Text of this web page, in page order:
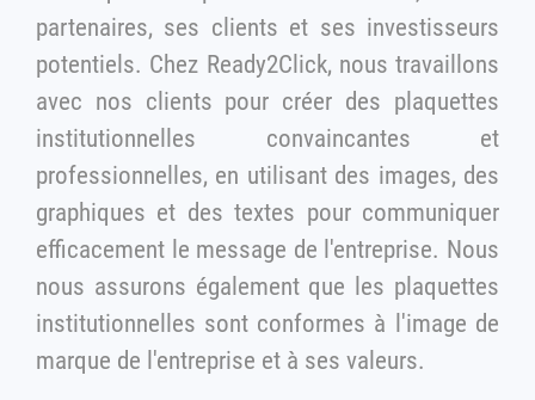
partenaires, ses clients et ses investisseurs
potentiels. Chez Ready2Click, nous travaillons
avec nos clients pour créer des plaquettes
institutionnelles convaincantes et
professionnelles, en utilisant des images, des
graphiques et des textes pour communiquer
efficacement le message de l'entreprise. Nous
nous assurons également que les plaquettes
institutionnelles sont conformes à l'image de
marque de l'entreprise et à ses valeurs.